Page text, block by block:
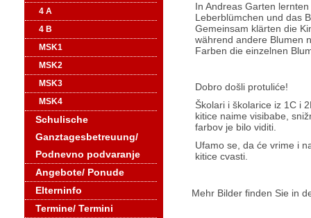
4 A
4 B
MSK1
MSK2
MSK3
MSK4
Schulische
Ganztagesbetreuung/
Podnevno podvaranje
Angebote/ Ponude
Elterninfo
Termine/ Termini
In Andreas Garten
Leberblümchen und das
Gemeinsam klärten die
während andere Blumen
Farben die einzelnen
Dobro došli protuliće!
Školari i školarice iz 1C i
kitice naime visibabe,
farbov je bilo viditi.
Ufamo se, da će vrime i
kitice cvasti.
Mehr Bilder finden Sie in